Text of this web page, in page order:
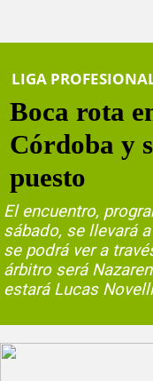
LIGA
Boca rota
Córdoba y
puesto
El encuentro,
sábado, se llevará
se podrá ver a
árbitro será
estará Lucas